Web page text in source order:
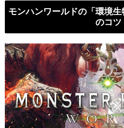
モンハンワールドの「環境
のコツ